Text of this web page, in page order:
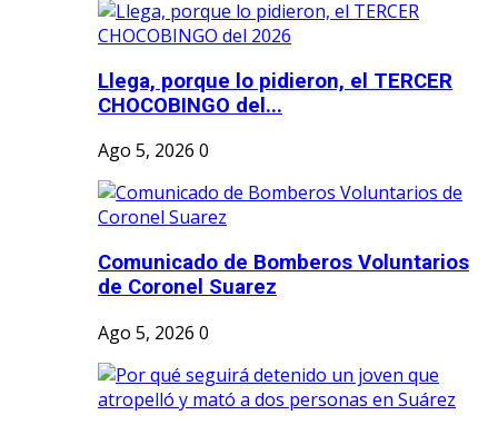
Llega, porque lo pidieron, el TERCER
CHOCOBINGO del...
Ago 5, 2026 0
Comunicado de Bomberos Voluntarios
de Coronel Suarez
Ago 5, 2026 0